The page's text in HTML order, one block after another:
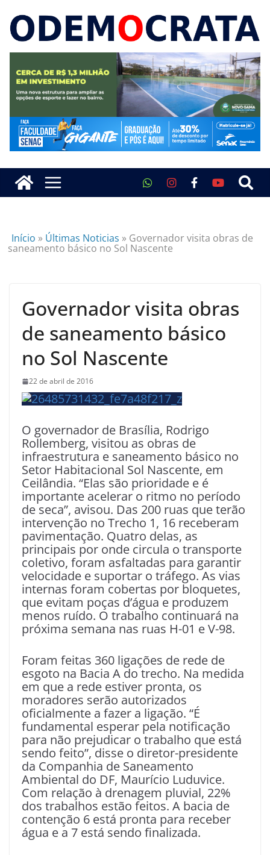
Início » Últimas Noticias » Governador visita obras de
saneamento básico no Sol Nascente
Governador visita obras
de saneamento básico
no Sol Nascente
22 de abril de 2016
O governador de Brasília, Rodrigo
Rollemberg, visitou as obras de
infraestrutura e saneamento básico no
Setor Habitacional Sol Nascente, em
Ceilândia. “Elas são prioridade e é
importante acelerar o ritmo no período
de seca”, avisou. Das 200 ruas que terão
intervenção no Trecho 1, 16 receberam
pavimentação. Quatro delas, as
principais por onde circula o transporte
coletivo, foram asfaltadas para garantir
velocidade e suportar o tráfego. As vias
internas foram cobertas por bloquetes,
que evitam poças d’água e produzem
menos ruído. O trabalho continuará na
próxima semana nas ruas H-01 e V-98.
Foram feitas 360 ligações de rede de
esgoto na Bacia A do trecho. Na medida
em que a rede estiver pronta, os
moradores serão autorizados
oficialmente a fazer a ligação. “É
fundamental esperar pela notificação
para não prejudicar o trabalho que está
sendo feito”, disse o diretor-presidente
da Companhia de Saneamento
Ambiental do DF, Maurício Luduvice.
Com relação à drenagem pluvial, 22%
dos trabalhos estão feitos. A bacia de
contenção 6 está pronta para receber
água e a 7 está sendo finalizada.